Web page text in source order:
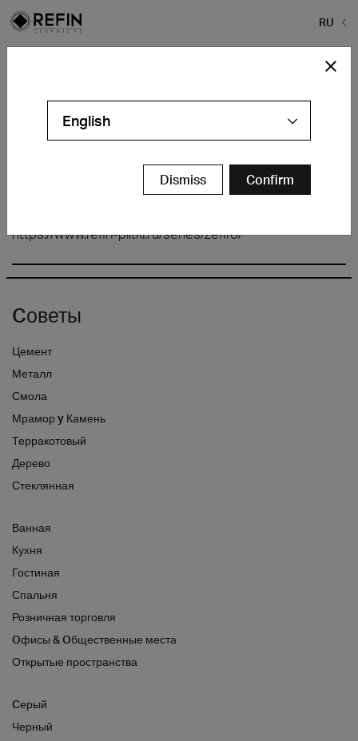
RU
https://www.refin-plitki.ru/series/zefiro/
Cоветы
Цемент
Металл
Смола
Мрамор y Камень
Терракотовый
Дерево
Стеклянная
Ванная
Кухня
Гостиная
Спальня
Розничная торговля
Oфисы & Oбщественные места
Открытые пространства
Cерый
Черный
English
Dismiss Confirm